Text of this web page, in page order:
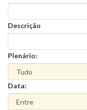
Descrição
Plenário:
Data: